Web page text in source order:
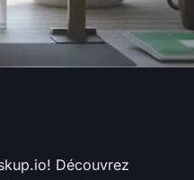
Découvrez